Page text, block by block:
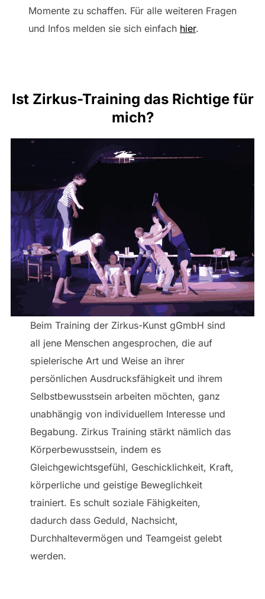
Momente zu schaffen. Für alle weiteren Fragen
und Infos melden sie sich einfach hier.
Ist Zirkus-Training das Richtige für
mich?
Beim Training der Zirkus-Kunst gGmbH sind
all jene Menschen angesprochen, die auf
spielerische Art und Weise an ihrer
persönlichen Ausdrucksfähigkeit und ihrem
Selbstbewusstsein arbeiten möchten, ganz
unabhängig von individuellem Interesse und
Begabung. Zirkus Training stärkt nämlich das
Körperbewusstsein, indem es
Gleichgewichtsgefühl, Geschicklichkeit, Kraft,
körperliche und geistige Beweglichkeit
trainiert. Es schult soziale Fähigkeiten,
dadurch dass Geduld, Nachsicht,
Durchhaltevermögen und Teamgeist gelebt
werden.